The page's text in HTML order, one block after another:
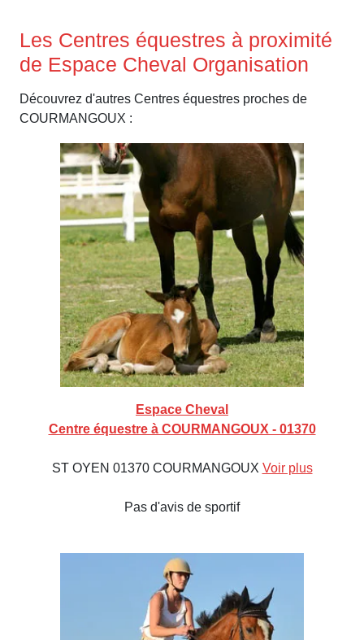
Les Centres équestres à proximité
de Espace Cheval Organisation
Découvrez d'autres Centres équestres proches de
COURMANGOUX :
Espace Cheval
Centre équestre à COURMANGOUX - 01370
ST OYEN 01370 COURMANGOUX Voir plus
Pas d'avis de sportif